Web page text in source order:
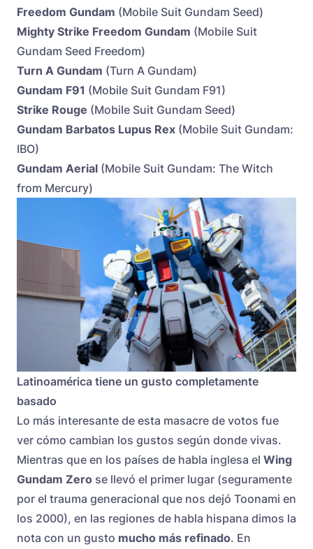
Freedom Gundam (Mobile Suit Gundam Seed)
Mighty Strike Freedom Gundam (Mobile Suit
Gundam Seed Freedom)
Turn A Gundam (Turn A Gundam)
Gundam F91 (Mobile Suit Gundam F91)
Strike Rouge (Mobile Suit Gundam Seed)
Gundam Barbatos Lupus Rex (Mobile Suit Gundam:
IBO)
Gundam Aerial (Mobile Suit Gundam: The Witch
from Mercury)
Latinoamérica tiene un gusto completamente
basado
Lo más interesante de esta masacre de votos fue
ver cómo cambian los gustos según donde vivas.
Mientras que en los países de habla inglesa el Wing
Gundam Zero se llevó el primer lugar (seguramente
por el trauma generacional que nos dejó Toonami en
los 2000), en las regiones de habla hispana dimos la
nota con un gusto mucho más refinado. En